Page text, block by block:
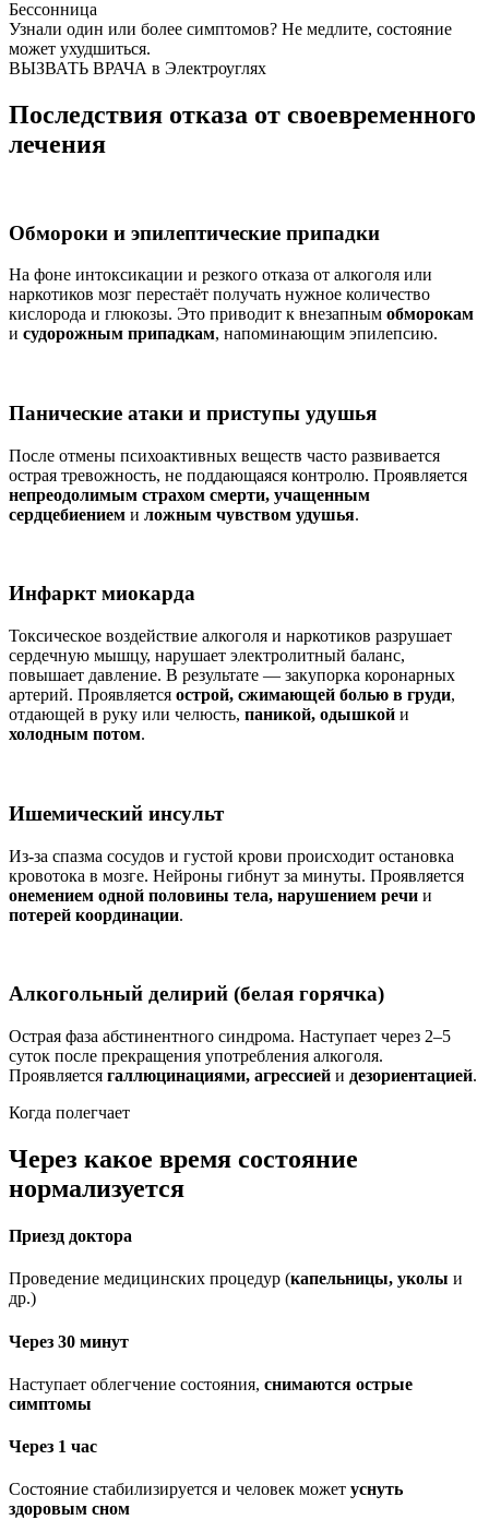
Бессонница
Узнали один или более симптомов? Не медлите, состояние
может ухудшиться.
ВЫЗВАТЬ ВРАЧА в Электроуглях
Последствия отказа от своевременного
лечения
Обмороки и эпилептические припадки
На фоне интоксикации и резкого отказа от алкоголя или
наркотиков мозг перестаёт получать нужное количество
кислорода и глюкозы. Это приводит к внезапным обморокам
и судорожным припадкам, напоминающим эпилепсию.
Панические атаки и приступы удушья
После отмены психоактивных веществ часто развивается
острая тревожность, не поддающаяся контролю. Проявляется
непреодолимым страхом смерти, учащенным
сердцебиением и ложным чувством удушья.
Инфаркт миокарда
Токсическое воздействие алкоголя и наркотиков разрушает
сердечную мышцу, нарушает электролитный баланс,
повышает давление. В результате — закупорка коронарных
артерий. Проявляется острой, сжимающей болью в груди,
отдающей в руку или челюсть, паникой, одышкой и
холодным потом.
Ишемический инсульт
Из-за спазма сосудов и густой крови происходит остановка
кровотока в мозге. Нейроны гибнут за минуты. Проявляется
онемением одной половины тела, нарушением речи и
потерей координации.
Алкогольный делирий (белая горячка)
Острая фаза абстинентного синдрома. Наступает через 2–5
суток после прекращения употребления алкоголя.
Проявляется галлюцинациями, агрессией и дезориентацией.
Когда полегчает
Через какое время состояние
нормализуется
Приезд доктора
Проведение медицинских процедур (капельницы, уколы и
др.)
Через 30 минут
Наступает облегчение состояния, снимаются острые
симптомы
Через 1 час
Состояние стабилизируется и человек может уснуть
здоровым сном